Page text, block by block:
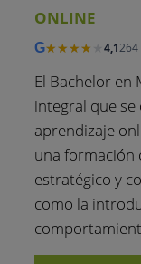
ONLINE
G★★★★★
★★★★★ 4,1264
El Bachelor en
integral que
aprendizaje
una formación
estratégico y
como la